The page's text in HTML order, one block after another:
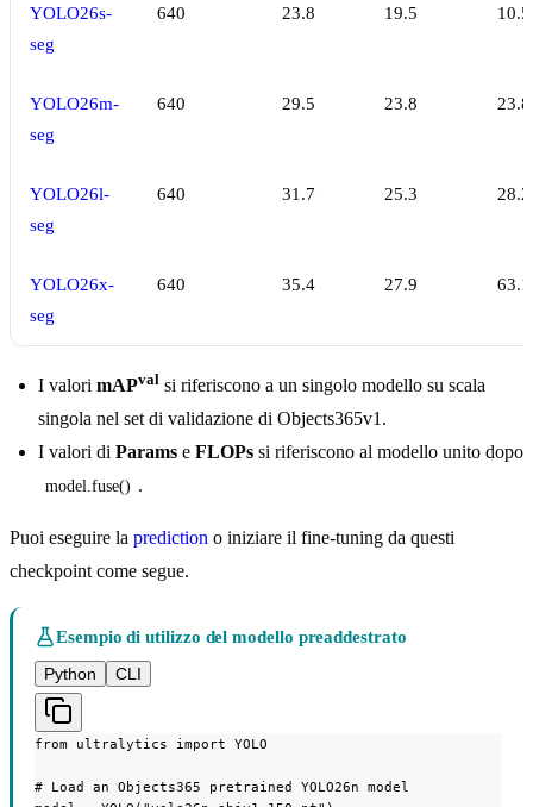
YOLO26s-
seg
640 23.8 19.5 10.5
YOLO26m-
seg
640 29.5 23.8 23.8
YOLO26l-
seg
640 31.7 25.3 28.2
YOLO26x-
seg
640 35.4 27.9 63.1
I valori mAPval si riferiscono a un singolo modello su scala
singola nel set di validazione di Objects365v1.
I valori di Params e FLOPs si riferiscono al modello unito dopo
model.fuse() .
Puoi eseguire la prediction o iniziare il fine-tuning da questi
checkpoint come segue.
Esempio di utilizzo del modello preaddestrato
Python
CLI
from ultralytics import YOLO
# Load an Objects365 pretrained YOLO26n model